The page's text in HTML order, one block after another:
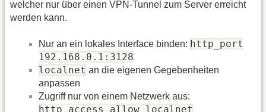
welcher nur über einen VPN-Tunnel zum Server erreicht
werden kann.
Nur an ein lokales Interface binden: http_port
192.168.0.1:3128
localnet an die eigenen Gegebenheiten
anpassen
Zugriff nur von einem Netzwerk aus:
http_access allow localnet